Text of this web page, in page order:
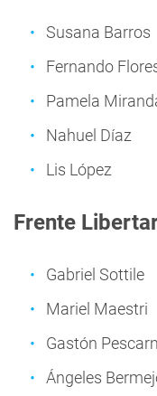
Susana Barros
Fernando
Pamela
Nahuel Díaz
Lis López
Frente
Gabriel Sottile
Mariel Maestri
Gastón
Ángeles